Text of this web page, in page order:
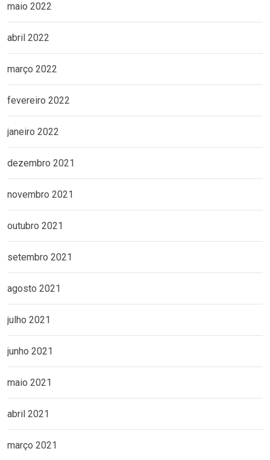
maio 2022
abril 2022
março 2022
fevereiro 2022
janeiro 2022
dezembro 2021
novembro 2021
outubro 2021
setembro 2021
agosto 2021
julho 2021
junho 2021
maio 2021
abril 2021
março 2021